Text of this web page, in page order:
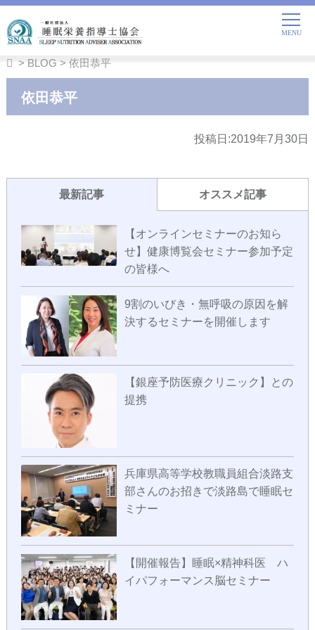
> BLOG > 依田恭平
依田恭平
投稿日:2019年7月30日
最新記事 オススメ記事
【オンラインセミナーのお知ら
せ】健康博覧会セミナー参加予定
の皆様へ
9割のいびき・無呼吸の原因を解
決するセミナーを開催します
【銀座予防医療クリニック】との
提携
兵庫県高等学校教職員組合淡路支
部さんのお招きで淡路島で睡眠セ
ミナー
【開催報告】睡眠×精神科医 ハ
イパフォーマンス脳セミナー